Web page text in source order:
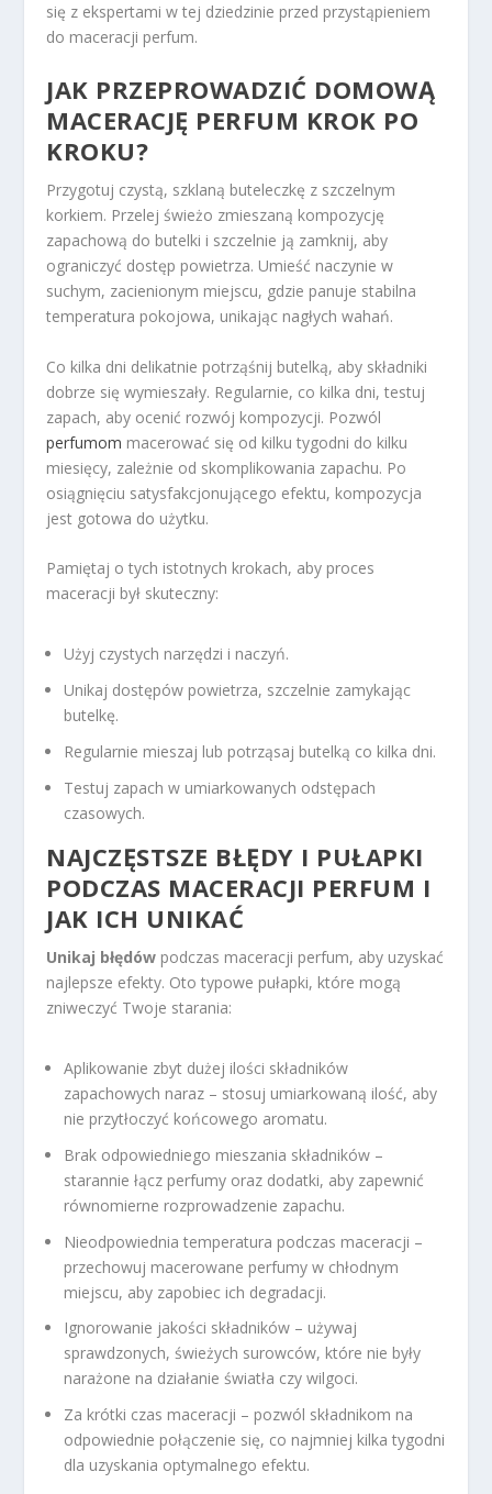
się z ekspertami w tej dziedzinie przed przystąpieniem
do maceracji perfum.
JAK PRZEPROWADZIĆ DOMOWĄ
MACERACJĘ PERFUM KROK PO
KROKU?
Przygotuj czystą, szklaną buteleczkę z szczelnym
korkiem. Przelej świeżo zmieszaną kompozycję
zapachową do butelki i szczelnie ją zamknij, aby
ograniczyć dostęp powietrza. Umieść naczynie w
suchym, zacienionym miejscu, gdzie panuje stabilna
temperatura pokojowa, unikając nagłych wahań.
Co kilka dni delikatnie potrząśnij butelką, aby składniki
dobrze się wymieszały. Regularnie, co kilka dni, testuj
zapach, aby ocenić rozwój kompozycji. Pozwól
perfumom macerować się od kilku tygodni do kilku
miesięcy, zależnie od skomplikowania zapachu. Po
osiągnięciu satysfakcjonującego efektu, kompozycja
jest gotowa do użytku.
Pamiętaj o tych istotnych krokach, aby proces
maceracji był skuteczny:
Użyj czystych narzędzi i naczyń.
Unikaj dostępów powietrza, szczelnie zamykając
butelkę.
Regularnie mieszaj lub potrząsaj butelką co kilka dni.
Testuj zapach w umiarkowanych odstępach
czasowych.
NAJCZĘSTSZE BŁĘDY I PUŁAPKI
PODCZAS MACERACJI PERFUM I
JAK ICH UNIKAĆ
Unikaj błędów podczas maceracji perfum, aby uzyskać
najlepsze efekty. Oto typowe pułapki, które mogą
zniweczyć Twoje starania:
Aplikowanie zbyt dużej ilości składników
zapachowych naraz – stosuj umiarkowaną ilość, aby
nie przytłoczyć końcowego aromatu.
Brak odpowiedniego mieszania składników –
starannie łącz perfumy oraz dodatki, aby zapewnić
równomierne rozprowadzenie zapachu.
Nieodpowiednia temperatura podczas maceracji –
przechowuj macerowane perfumy w chłodnym
miejscu, aby zapobiec ich degradacji.
Ignorowanie jakości składników – używaj
sprawdzonych, świeżych surowców, które nie były
narażone na działanie światła czy wilgoci.
Za krótki czas maceracji – pozwól składnikom na
odpowiednie połączenie się, co najmniej kilka tygodni
dla uzyskania optymalnego efektu.